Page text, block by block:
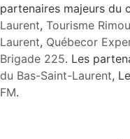
partenaires majeurs du
Laurent, Tourisme
Laurent, Québecor
Brigade 225. Les
du Bas-Saint-Laurent, Le
FM.